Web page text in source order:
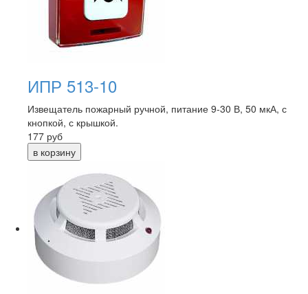
ИПР 513-10
Извещатель пожарный ручной, питание 9-30 В, 50 мкА, с
кнопкой, с крышкой.
177 руб